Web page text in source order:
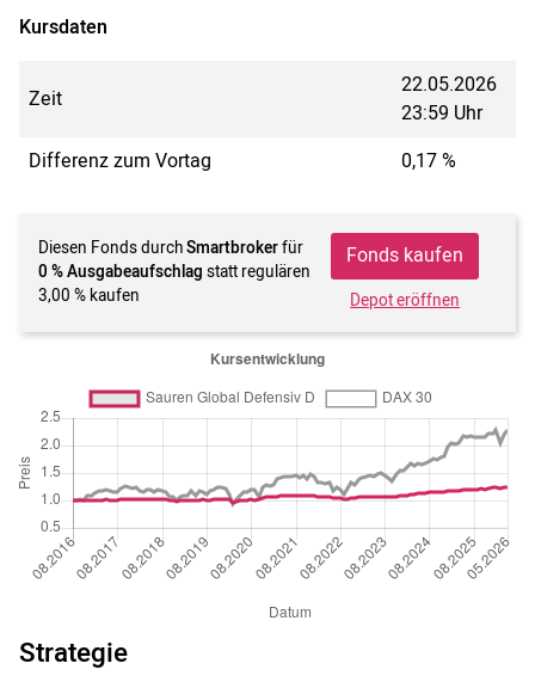
Kursdaten
Zeit
22.05.2026
23:59 Uhr
Differenz zum Vortag
0,17 %
Diesen Fonds durchSmartbrokerfür
0 % Ausgabeaufschlag statt regulären
3,00 % kaufen
Fonds kaufen
Depot eröffnen
Strategie